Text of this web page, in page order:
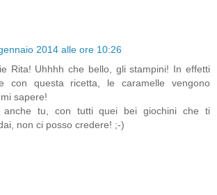
2014 alle ore 10:26
Rita! Uhhhh che bello, gli stampini! In effetti
con questa ricetta, le caramelle vengono
sapere!
anche tu, con tutti quei bei giochini che ti
non ci posso credere! ;-)